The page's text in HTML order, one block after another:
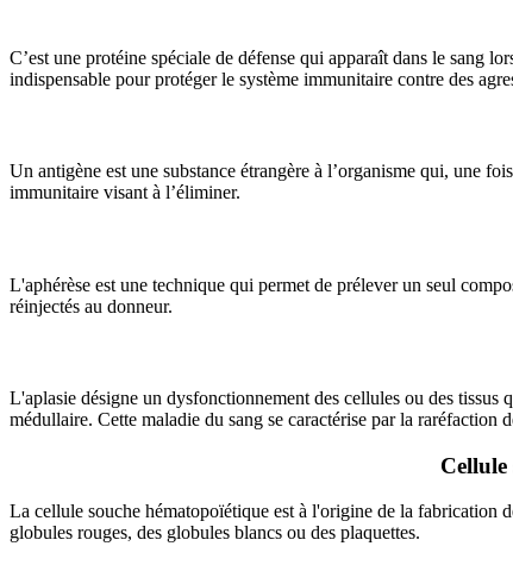
C’est une protéine spéciale de défense qui apparaît dans le sang
indispensable pour protéger le système immunitaire contre des
Un antigène est une substance étrangère à l’organisme qui, une
immunitaire visant à l’éliminer.
L'aphérèse est une technique qui permet de prélever un seul
réinjectés au donneur.
L'aplasie désigne un dysfonctionnement des cellules ou des
médullaire. Cette maladie du sang se caractérise par la raréfaction
Cellule
La cellule souche hématopoïétique est à l'origine de la fabrication
globules rouges, des globules blancs ou des plaquettes.